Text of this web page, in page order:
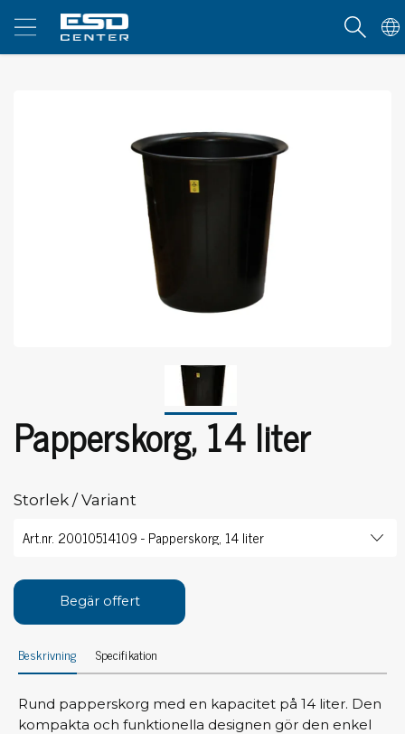
Papperskorg, 14 liter
Storlek / Variant
Begär offert
Beskrivning Specifikation
Rund papperskorg med en kapacitet på 14 liter. Den
kompakta och funktionella designen gör den enkel